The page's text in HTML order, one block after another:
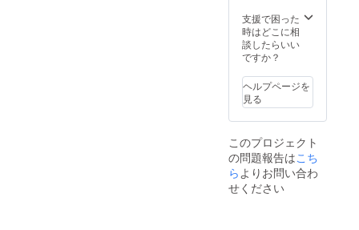
支援で困った
時はどこに相
談したらいい
ですか？
ヘルプページを
見る
このプロジェクト
の問題報告はこち
ら よりお問い合わ
せください